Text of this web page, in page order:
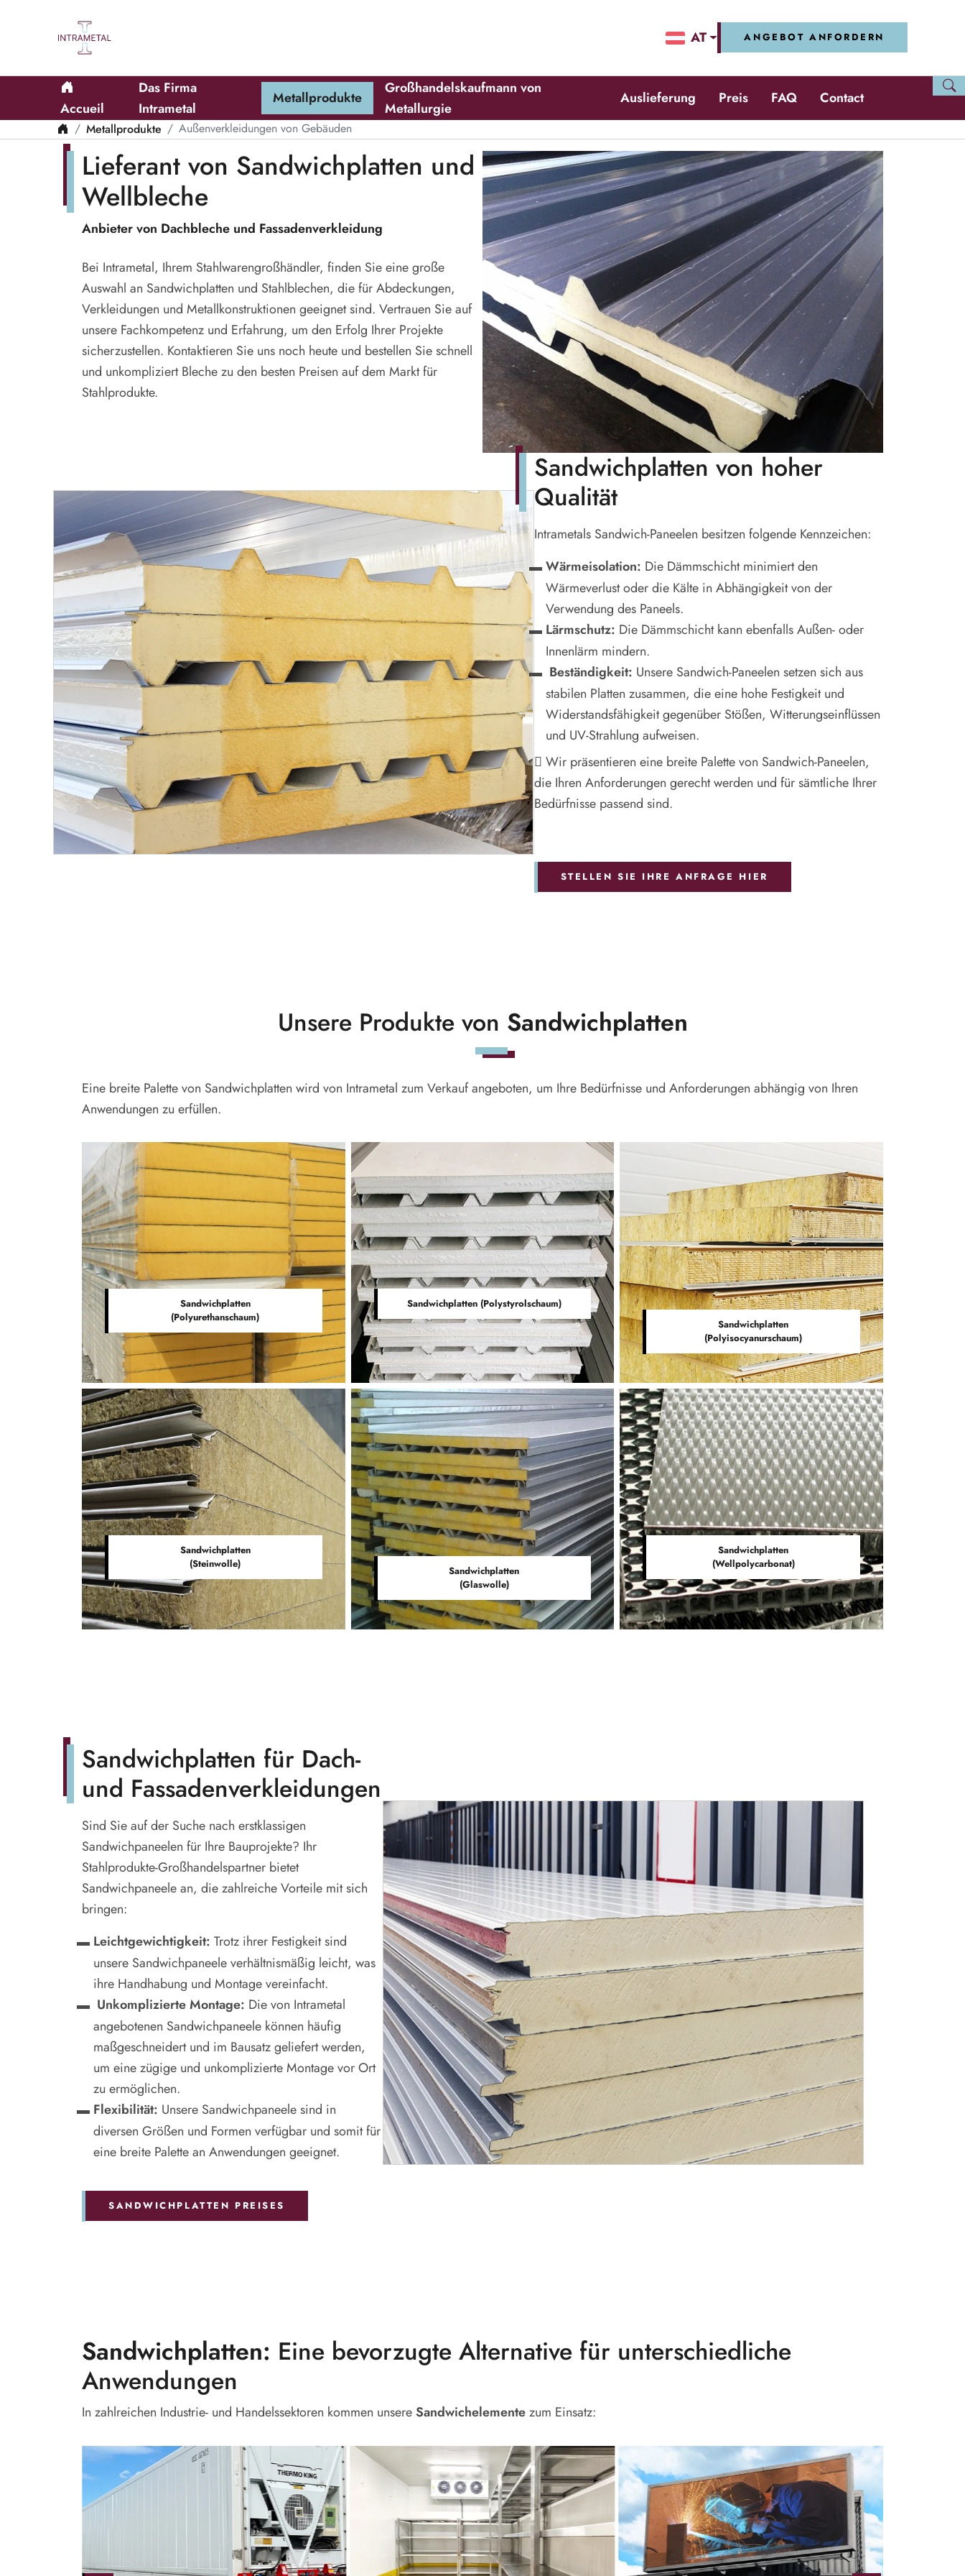
AT ANGEBOT ANFORDERN
Accueil
Das Firma
Intrametal
Metallprodukte
Großhandelskaufmann von
Metallurgie
Auslieferung Preis FAQ Contact
Metallprodukte Außenverkleidungen von Gebäuden
Lieferant von Sandwichplatten und
Wellbleche
Anbieter von Dachbleche und Fassadenverkleidung
Bei Intrametal, Ihrem Stahlwarengroßhändler, finden Sie eine große
Auswahl an Sandwichplatten und Stahlblechen, die für Abdeckungen,
Verkleidungen und Metallkonstruktionen geeignet sind. Vertrauen Sie auf
unsere Fachkompetenz und Erfahrung, um den Erfolg Ihrer Projekte
sicherzustellen. Kontaktieren Sie uns noch heute und bestellen Sie schnell
und unkompliziert Bleche zu den besten Preisen auf dem Markt für
Stahlprodukte.
Sandwichplatten von hoher
Qualität
Intrametals Sandwich-Paneelen besitzen folgende Kennzeichen:
Wärmeisolation: Die Dämmschicht minimiert den
Wärmeverlust oder die Kälte in Abhängigkeit von der
Verwendung des Paneels.
Lärmschutz: Die Dämmschicht kann ebenfalls Außen- oder
Innenlärm mindern.
Beständigkeit: Unsere Sandwich-Paneelen setzen sich aus
stabilen Platten zusammen, die eine hohe Festigkeit und
Widerstandsfähigkeit gegenüber Stößen, Witterungseinflüssen
und UV-Strahlung aufweisen.
Wir präsentieren eine breite Palette von Sandwich-Paneelen,
die Ihren Anforderungen gerecht werden und für sämtliche Ihrer
Bedürfnisse passend sind.
STELLEN SIE IHRE ANFRAGE HIER
Unsere Produkte von Sandwichplatten
Eine breite Palette von Sandwichplatten wird von Intrametal zum Verkauf angeboten, um Ihre Bedürfnisse und Anforderungen abhängig von Ihren
Anwendungen zu erfüllen.
Sandwichplatten
(Polyurethanschaum)
Sandwichplatten (Polystyrolschaum)
Sandwichplatten
(Polyisocyanurschaum)
Sandwichplatten
(Steinwolle)
Sandwichplatten
(Glaswolle)
Sandwichplatten
(Wellpolycarbonat)
Sandwichplatten für Dach-
und Fassadenverkleidungen
Sind Sie auf der Suche nach erstklassigen
Sandwichpaneelen für Ihre Bauprojekte? Ihr
Stahlprodukte-Großhandelspartner bietet
Sandwichpaneele an, die zahlreiche Vorteile mit sich
bringen:
Leichtgewichtigkeit: Trotz ihrer Festigkeit sind
unsere Sandwichpaneele verhältnismäßig leicht, was
ihre Handhabung und Montage vereinfacht.
Unkomplizierte Montage: Die von Intrametal
angebotenen Sandwichpaneele können häufig
maßgeschneidert und im Bausatz geliefert werden,
um eine zügige und unkomplizierte Montage vor Ort
zu ermöglichen.
Flexibilität: Unsere Sandwichpaneele sind in
diversen Größen und Formen verfügbar und somit für
eine breite Palette an Anwendungen geeignet.
SANDWICHPLATTEN PREISES
Sandwichplatten: Eine bevorzugte Alternative für unterschiedliche
Anwendungen
In zahlreichen Industrie- und Handelssektoren kommen unsere Sandwichelemente zum Einsatz: